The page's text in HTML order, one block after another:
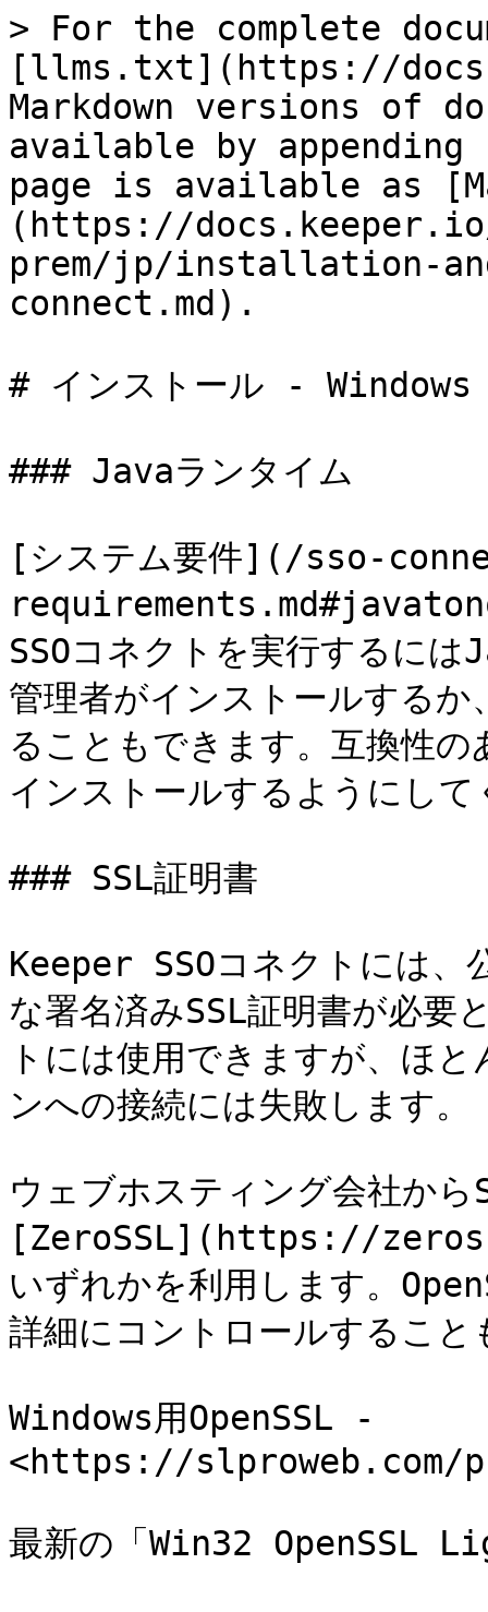
> For the complete
[llms.txt](https://
Markdown versions of
available by
page is available as
(https://
prem/jp/installation-
connect.md).
# インストール - Windows
### Javaランタイム
[システム要件](/sso-
SSOコネクトを実行するに
管理者がインストールする
ることもできます。互換性
インストールするようにして
### SSL証明書
Keeper SSOコネクトには、
な署名済みSSL証明書が必要
トには使用できますが、ほ
ンへの接続には失敗します。
ウェブホスティング会社から
[ZeroSSL](https://
いずれかを利用します。
詳細にコントロールすること
Windows用OpenSSL -
<https://slproweb.com/
最新の「Win32 OpenSSL